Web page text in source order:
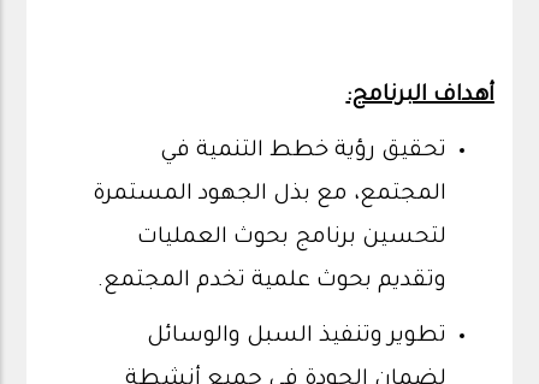
أهداف البرنامج:
تحقيق رؤية خطط التنمية في
المجتمع، مع بذل الجهود المستمرة
لتحسين برنامج بحوث العمليات
وتقديم بحوث علمية تخدم المجتمع.
تطوير وتنفيذ السبل والوسائل